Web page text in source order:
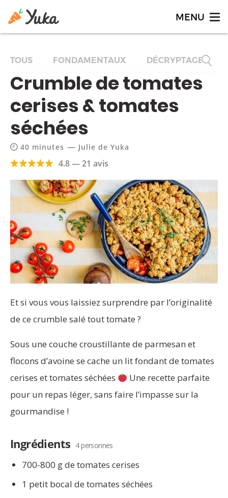
TOUS FONDAMENTAUX DÉCRYPTAGES
Crumble de tomates
cerises & tomates
séchées
40 minutes — Julie de Yuka
4.8 — 21 avis
Et si vous vous laissiez surprendre par l’originalité
de ce crumble salé tout tomate ?
Sous une couche croustillante de parmesan et
flocons d’avoine se cache un lit fondant de tomates
cerises et tomates séchées
Une recette parfaite
pour un repas léger, sans faire l’impasse sur la
gourmandise !
Ingrédients 4 personnes
700-800 g de tomates cerises
1 petit bocal de tomates séchées